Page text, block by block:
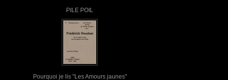
PILE POIL
Pourquoi je lis "Les Amours jaunes"